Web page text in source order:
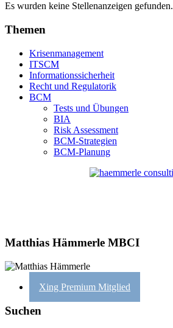
Es wurden keine Stellenanzeigen gefunden.
Themen
Krisenmanagement
ITSCM
Informationssicherheit
Recht und Regulatorik
BCM
Tests und Übungen
BIA
Risk Assessment
BCM-Strategien
BCM-Planung
Matthias Hämmerle MBCI
Xing Premium Mitglied
Suchen